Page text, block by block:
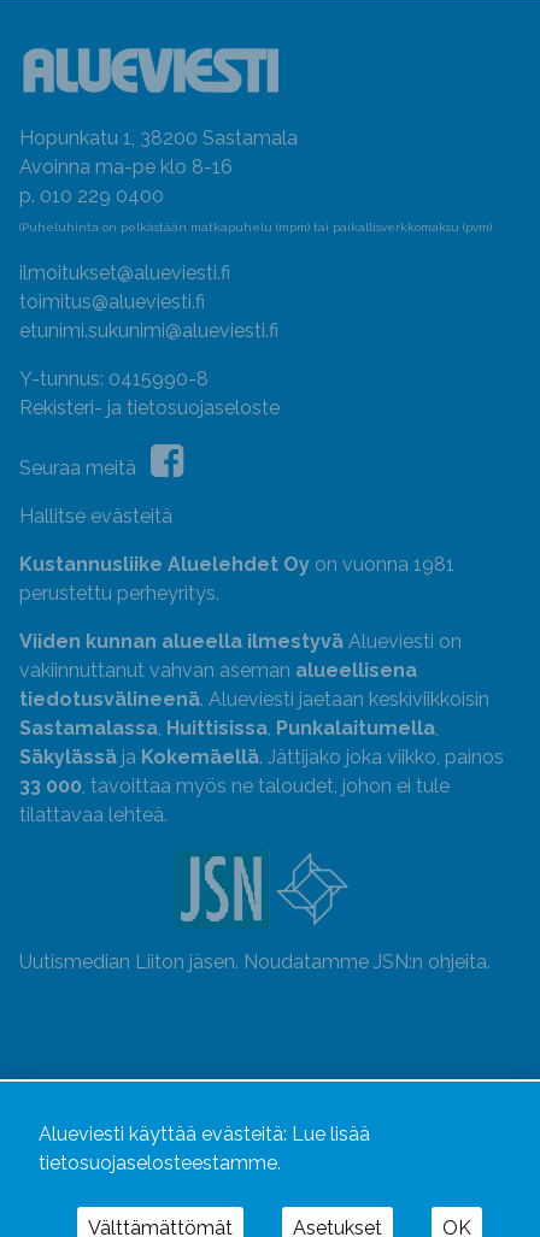
Hopunkatu 1, 38200 Sastamala
Avoinna ma-pe klo 8-16
p. 010 229 0400
(Puheluhinta on pelkästään matkapuhelu (mpm) tai paikallisverkkomaksu (pvm)
ilmoitukset@alueviesti.fi
toimitus@alueviesti.fi
etunimi.sukunimi@alueviesti.fi
Y-tunnus: 0415990-8
Rekisteri- ja tietosuojaseloste
Seuraa meitä
Hallitse evästeitä
Kustannusliike Aluelehdet Oy on vuonna 1981
perustettu perheyritys.
Viiden kunnan alueella ilmestyvä Alueviesti on
vakiinnuttanut vahvan aseman alueellisena
tiedotusvälineenä. Alueviesti jaetaan keskiviikkoisin
Sastamalassa, Huittisissa, Punkalaitumella,
Säkylässä ja Kokemäellä. Jättijako joka viikko, painos
33 000, tavoittaa myös ne taloudet, johon ei tule
tilattavaa lehteä.
Uutismedian Liiton jäsen. Noudatamme JSN:n ohjeita.
Alueviesti käyttää evästeitä: Lue lisää
tietosuojaselosteestamme.
Välttämättömät Asetukset OK